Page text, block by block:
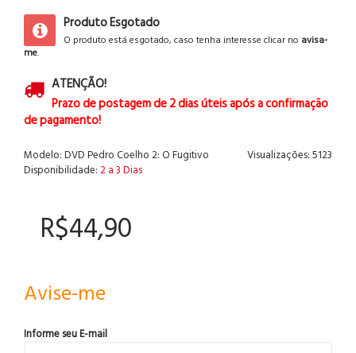
Produto Esgotado
O produto está esgotado, caso tenha interesse clicar no avisa-
me.
ATENÇÃO!
Prazo de postagem de 2 dias úteis após a confirmação
de pagamento!
Visualizações: 5123
Modelo:DVD Pedro Coelho 2: O Fugitivo
Disponibilidade:2 a 3 Dias
R$44,90
Avise-me
Informe seu E-mail